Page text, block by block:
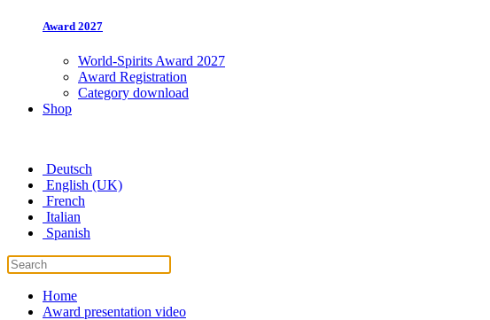
Award 2027
World-Spirits Award 2027
Award Registration
Category download
Shop
Deutsch
English (UK)
French
Italian
Spanish
Home
Award presentation video